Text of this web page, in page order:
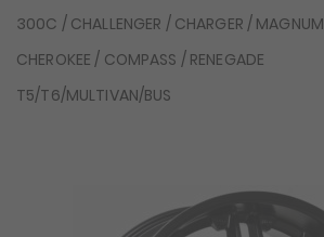
300C / CHALLENGER / CHARGER / MAGNUM
CHEROKEE / COMPASS / RENEGADE
T5/T6/MULTIVAN/BUS